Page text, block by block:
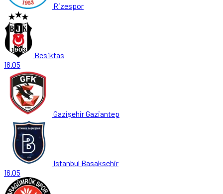
Rizespor
Besiktas
16.05
Gazişehir Gaziantep
Istanbul Basaksehir
16.05